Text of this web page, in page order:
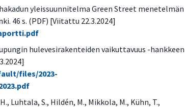
yleissuunnitelma Green Street menetelmän
46 s. (PDF) [Viitattu 22.3.2024]
hulevesirakenteiden vaikuttavuus -hankkeen
files/2023-
Luhtala, S., Hildén, M., Mikkola, M., Kühn, T.,